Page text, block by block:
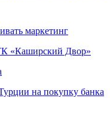
маркетинг
«Каширский Двор»
на покупку банка